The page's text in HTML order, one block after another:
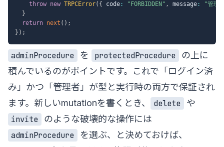
throw new TRPCError( { code : "FORBIDDEN" , message :
"管理
}
return next ( ) ;
} ) ;
adminProcedure を protectedProcedure
の上に
積んでいるのがポイントです。これで「ログイン済
み」かつ「管理者」が型と実行時の両方で保証され
ます。新しいmutationを書くとき、
delete
や
invite
のような破壊的な操作には
adminProcedure
を選ぶ、と決めておけば、